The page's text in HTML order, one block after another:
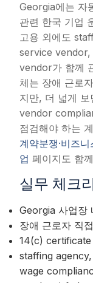
Georgia에는 자
관련 한국 기업
고용 외에도
service
vendor가 함께
체는 장애 근로
지만, 더 넓게
vendor
점검해야 하는
계약분쟁·비즈
업 페이지도 함
실무 체크
Georgia 사업장
장애 근로자 직
14(c) certificate
staffing
wage